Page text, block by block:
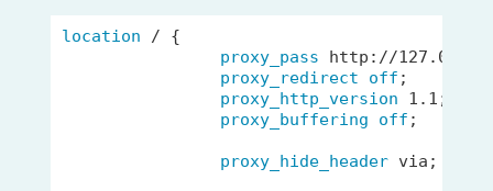
location / {
proxy_pass http://
proxy_redirect
off ;
proxy_http_version
1 . 1 ;
proxy_buffering
off ;
proxy_hide_header via;